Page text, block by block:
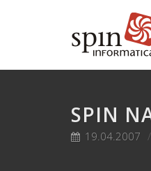
SPIN
19.04.2007